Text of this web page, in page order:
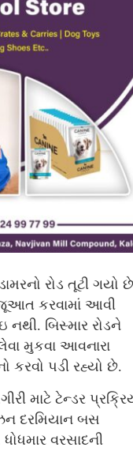
રોડ તૂટી ગયો
કરવામાં આવી
નથી. બિસ્માર રોડને
મુકવા આવનારા
કરવો પડી રહ્યો છે.
માટે ટેન્ડર
દરમિયાન બસ
વરસાદની